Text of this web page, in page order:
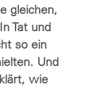
gleichen,
Tat und
so ein
Und
wie